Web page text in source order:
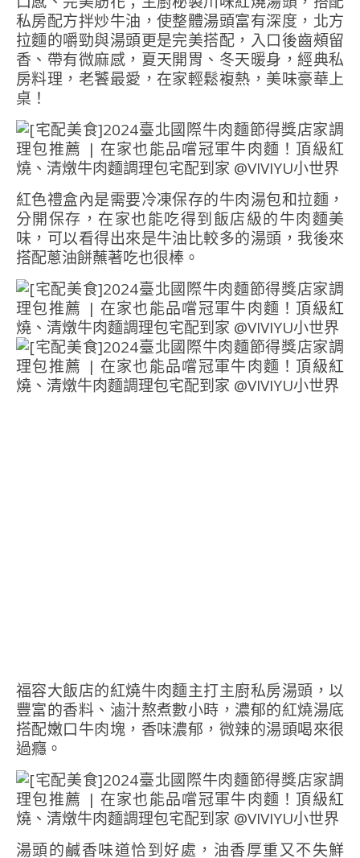
私房配方拌炒牛油，使整體湯頭富有深度，北方
拉麵的嚼勁與湯頭更是完美搭配，入口後齒頰留
香、帶有微麻感，夏天開胃、冬天暖身，經典私
房料理，老饕最愛，在家輕鬆複熱，美味豪華上
桌！
紅色禮盒內是需要冷凍保存的牛肉湯包和拉麵，
分開保存，在家也能吃得到飯店級的牛肉麵美
味，可以看得出來是牛油比較多的湯頭，我後來
搭配蔥油餅蘸著吃也很棒。
福容大飯店的紅燒牛肉麵主打主廚私房湯頭，以
豐富的香料、滷汁熬煮數小時，濃郁的紅燒湯底
搭配嫩口牛肉塊，香味濃郁，微辣的湯頭喝來很
過癮。
湯頭的鹹香味道恰到好處，油香厚重又不失鮮